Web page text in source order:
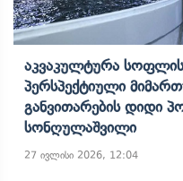
Აკვაკულტურა
Პერსპექტიული
Განვითარების Დიდი
Სონღულაშვილი
27 ივლისი 2026, 12:04